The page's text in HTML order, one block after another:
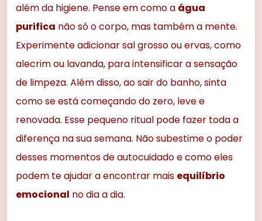
além da higiene. Pense em como a água
purifica não só o corpo, mas também a mente.
Experimente adicionar sal grosso ou ervas, como
alecrim ou lavanda, para intensificar a sensação
de limpeza. Além disso, ao sair do banho, sinta
como se está começando do zero, leve e
renovada. Esse pequeno ritual pode fazer toda a
diferença na sua semana. Não subestime o poder
desses momentos de autocuidado e como eles
podem te ajudar a encontrar mais equilíbrio
emocional no dia a dia.